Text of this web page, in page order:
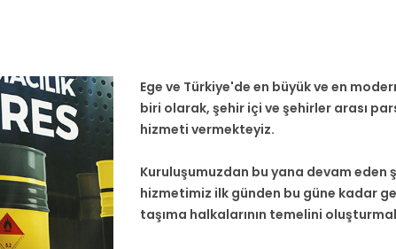
Ege ve Türkiye'de en büyük ve en
biri olarak, şehir içi ve şehirler arası
hizmeti vermekteyiz.
Kuruluşumuzdan bu yana devam eden
hizmetimiz ilk günden bu güne kadar
taşıma halkalarının temelini